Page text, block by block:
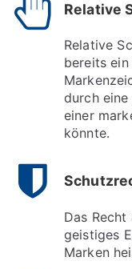
Relative
Relative
bereits
durch eine
einer
könnte.
Das
geistiges
Marken